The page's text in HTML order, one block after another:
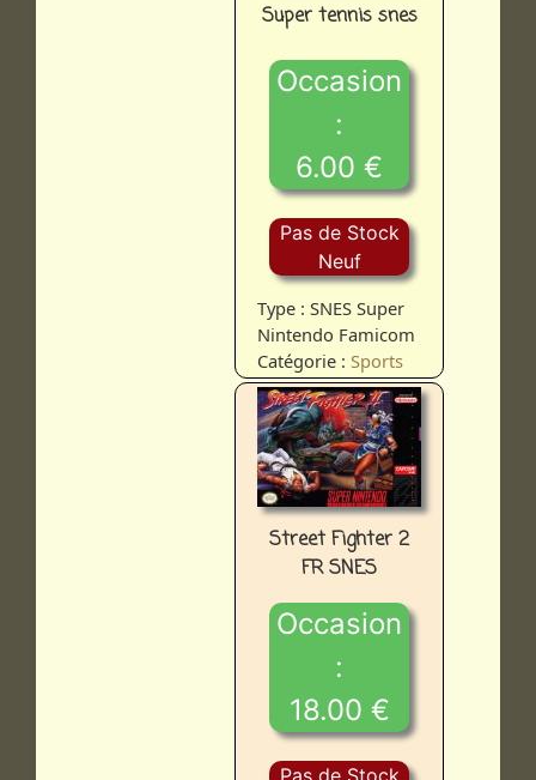
Super tennis snes
Occasion
:
6.00 €
Pas de Stock
Neuf
Type : SNES Super
Nintendo Famicom
Catégorie : Sports
Street Fighter 2
FR SNES
Occasion
:
18.00 €